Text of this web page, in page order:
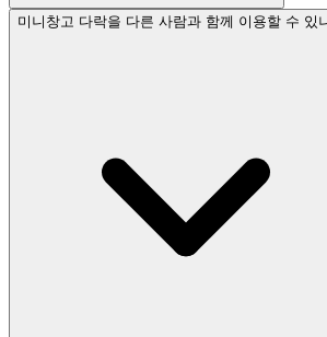
미니창고 다락을 다른 사람과 함께 이용할 수 있